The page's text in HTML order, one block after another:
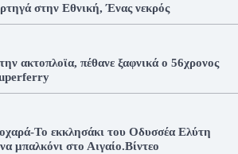
στην Εθνική, Ένας νεκρός
ακτοπλοϊα, πέθανε ξαφνικά ο 56χρονος
Το εκκλησάκι του Οδυσσέα Ελύτη
μπαλκόνι στο Αιγαίο.Βίντεο